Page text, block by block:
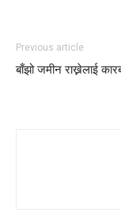
Previous article
बाँझो जमीन राख्नेलाई